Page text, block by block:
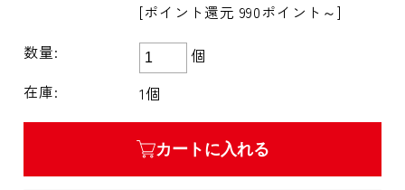
[ポイント還元 990ポイント～]
数量:
個
在庫:
1個
カートに入れる